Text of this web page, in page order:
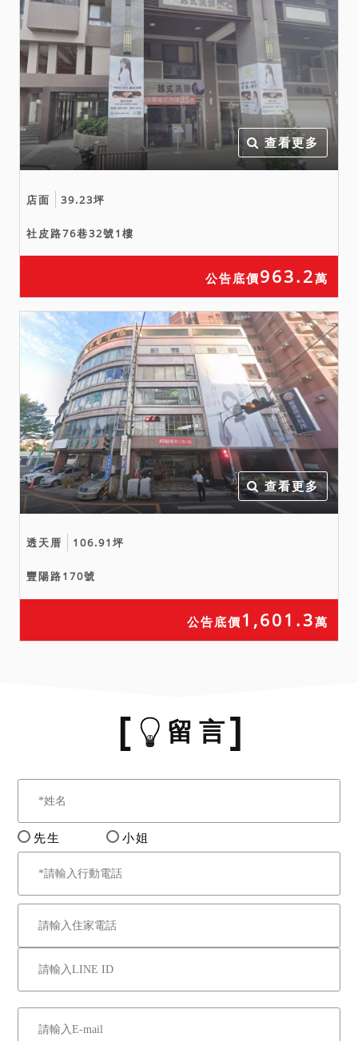
險。
五、本件拍賣土地查封時未
經鑑界，確切土地位置及占
用情形應買人應自行前往查
證，拍定後不得以現況與拍
賣公告記載不符請求撤銷拍
定。
查看更多
店面 39.23坪
社皮路76巷32號1樓
公告底價963.2萬
查看更多
透天厝 106.91坪
豐陽路170號
公告底價 1,601.3萬
留 言
先生 小姐